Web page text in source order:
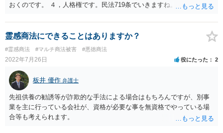
おくのです。 ４，人格権です。民法719条でいきますね。 これでおわ
霊感商法にできることはありますか？
#霊感商法 #マルチ商法被害 #悪徳商法
2022年7月26日 役にたった 2
板井 優作 弁護士
先祖供養の勧誘等が詐欺的な手法による場合はもちろんですが、別事
業を主に行っている会社が、資格が必要な事を無資格でやっている場
合等も考えられます。